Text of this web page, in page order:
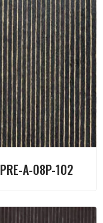
PRE-A-08P-102